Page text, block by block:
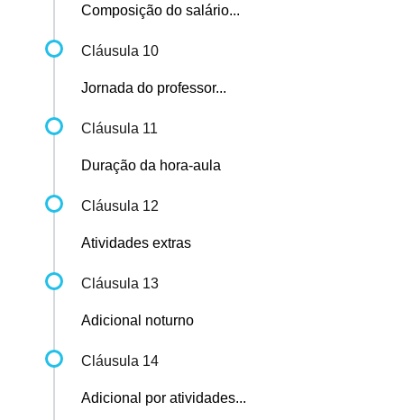
Composição do salário...
Cláusula 10
Jornada do professor...
Cláusula 11
Duração da hora-aula
Cláusula 12
Atividades extras
Cláusula 13
Adicional noturno
Cláusula 14
Adicional por atividades...